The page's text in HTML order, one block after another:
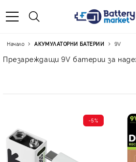
Начало АКУМУЛАТОРНИ БАТЕРИИ 9V
Презареждащи 9V батерии за
-5%